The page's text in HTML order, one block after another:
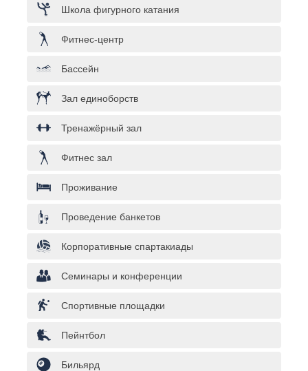
Школа фигурного катания
Фитнес-центр
Бассейн
Зал единоборств
Тренажёрный зал
Фитнес зал
Проживание
Проведение банкетов
Корпоративные спартакиады
Семинары и конференции
Спортивные площадки
Пейнтбол
Бильярд